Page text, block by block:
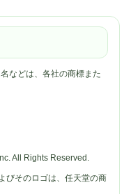
などは、各社の商標また
All Rights Reserved.
びそのロゴは、任天堂の商